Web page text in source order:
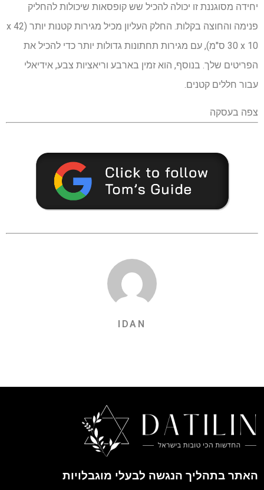
יחידה מסוגננת זו יכולה להכיל שש קופסאות שיכולות להחליק
פנימה והחוצה בקלות. החלק העליון מכיל מגירות קטנות יותר (42 x
30 x 10 ס"מ), עם מגירות תחתונות גדולות יותר כדי להכיל את
הפריטים שלך. בנוסף, הוא זמין בארבע וריאציות צבע, אידיאלי
עבור חללים קטנים.
צפה בעסקה
IDAN
האתר בתהליך הנגשה לבעלי מוגבלויות